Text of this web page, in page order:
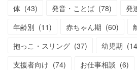
体 (43) 発音・ことば (78) 発
年齢別 (11) 赤ちゃん期 (60)
抱っこ・スリング (37) 幼児期 (14
支援者向け (74) お仕事相談 (6)